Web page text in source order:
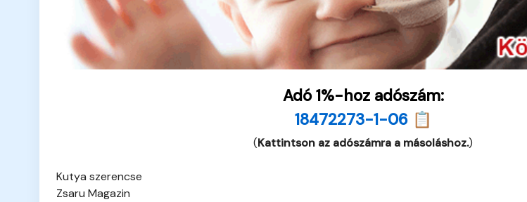
Adó 1%-hoz adószám:
18472273-1-06 📋
(Kattintson az adószámra a másoláshoz.)
Kutya szerencse
Zsaru Magazin